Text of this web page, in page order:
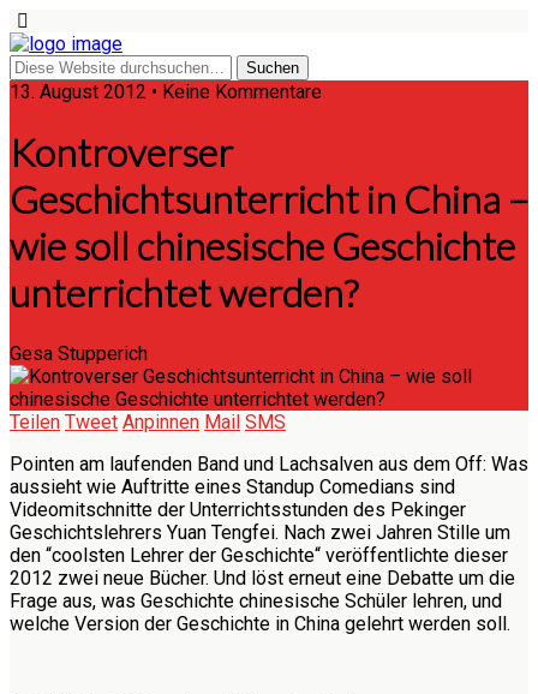
13. August 2012 • Keine Kommentare
Kontroverser
Geschichtsunterricht in China –
wie soll chinesische Geschichte
unterrichtet werden?
Gesa Stupperich
Teilen Tweet Anpinnen Mail SMS
Pointen am laufenden Band und Lachsalven aus dem Off: Was
aussieht wie Auftritte eines Standup Comedians sind
Videomitschnitte der Unterrichtsstunden des Pekinger
Geschichtslehrers Yuan Tengfei. Nach zwei Jahren Stille um
den “coolsten Lehrer der Geschichte“ veröffentlichte dieser
2012 zwei neue Bücher. Und löst erneut eine Debatte um die
Frage aus, was Geschichte chinesische Schüler lehren, und
welche Version der Geschichte in China gelehrt werden soll.